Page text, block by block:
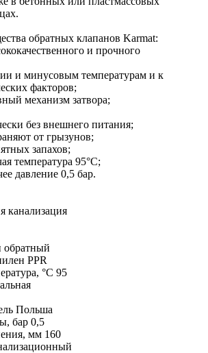
обратных клапанов Karmat:
и прочного
и минусовым температурам и к
факторов;
механизм затвора;
без внешнего питания;
от грызунов;
запахов;
температура 95°C;
давление 0,5 бар.
канализация
обратный
PPR
°С 95
Польша
бар 0,5
мм 160